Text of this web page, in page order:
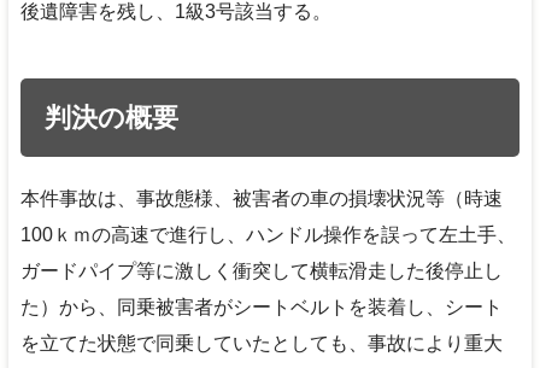
後遺障害を残し、1級3号該当する。
判決の概要
本件事故は、事故態様、被害者の車の損壊状況等（時速
100ｋｍの高速で進行し、ハンドル操作を誤って左土手、
ガードパイプ等に激しく衝突して横転滑走した後停止し
た）から、同乗被害者がシートベルトを装着し、シート
を立てた状態で同乗していたとしても、事故により重大